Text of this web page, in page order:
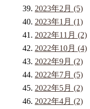
2023年2月 (5)
2023年1月 (1)
2022年11月 (2)
2022年10月 (4)
2022年9月 (2)
2022年7月 (5)
2022年5月 (2)
2022年4月 (2)